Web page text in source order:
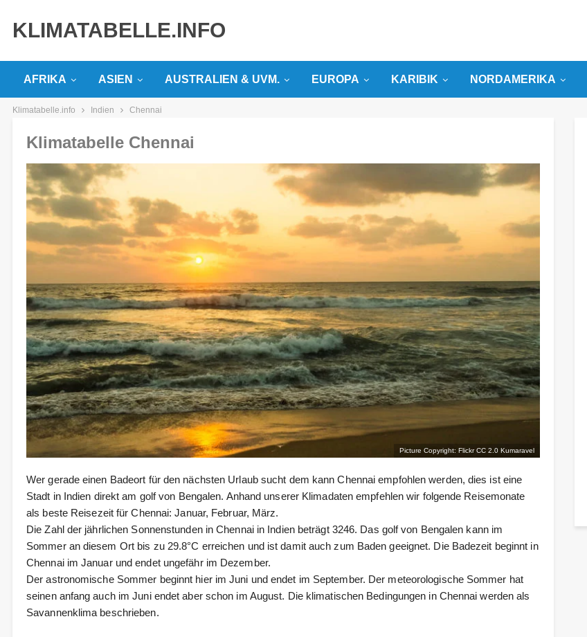
KLIMATABELLE.INFO
AFRIKA ASIEN AUSTRALIEN & UVM. EUROPA KARIBIK NORDAMERIKA
Klimatabelle.info Indien Chennai
Klimatabelle Chennai
Picture Copyright: Flickr CC 2.0 Kumaravel
Wer gerade einen Badeort für den nächsten Urlaub sucht dem kann Chennai empfohlen werden, dies ist eine
Stadt in Indien direkt am golf von Bengalen. Anhand unserer Klimadaten empfehlen wir folgende Reisemonate
als beste Reisezeit für Chennai: Januar, Februar, März.
Die Zahl der jährlichen Sonnenstunden in Chennai in Indien beträgt 3246. Das golf von Bengalen kann im
Sommer an diesem Ort bis zu 29.8°C erreichen und ist damit auch zum Baden geeignet. Die Badezeit beginnt in
Chennai im Januar und endet ungefähr im Dezember.
Der astronomische Sommer beginnt hier im Juni und endet im September. Der meteorologische Sommer hat
seinen anfang auch im Juni endet aber schon im August. Die klimatischen Bedingungen in Chennai werden als
Savannenklima beschrieben.